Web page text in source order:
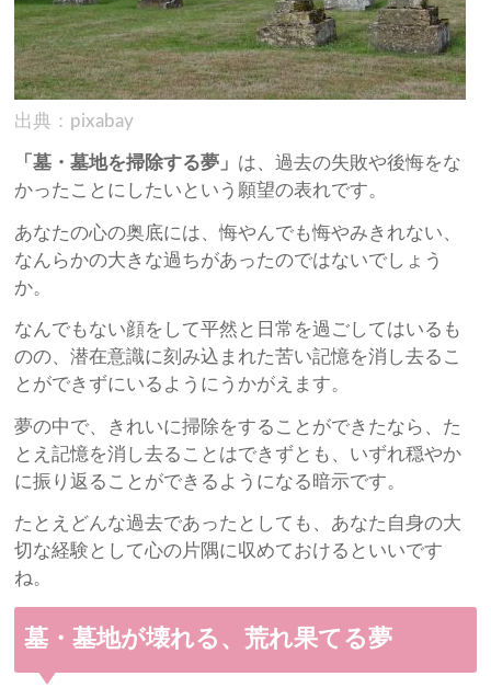
出典：pixabay
「墓・墓地を掃除する夢」 は、過去の失敗や後悔をな
かったことにしたいという願望の表れです。
あなたの心の奥底には、悔やんでも悔やみきれない、
なんらかの大きな過ちがあったのではないでしょう
か。
なんでもない顔をして平然と日常を過ごしてはいるも
のの、潜在意識に刻み込まれた苦い記憶を消し去るこ
とができずにいるようにうかがえます。
夢の中で、きれいに掃除をすることができたなら、た
とえ記憶を消し去ることはできずとも、いずれ穏やか
に振り返ることができるようになる暗示です。
たとえどんな過去であったとしても、あなた自身の大
切な経験として心の片隅に収めておけるといいです
ね。
墓・墓地が壊れる、荒れ果てる夢